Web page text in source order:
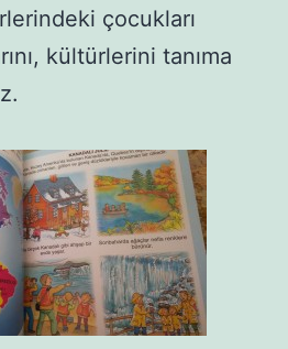
çocukları
kültürlerini tanıma